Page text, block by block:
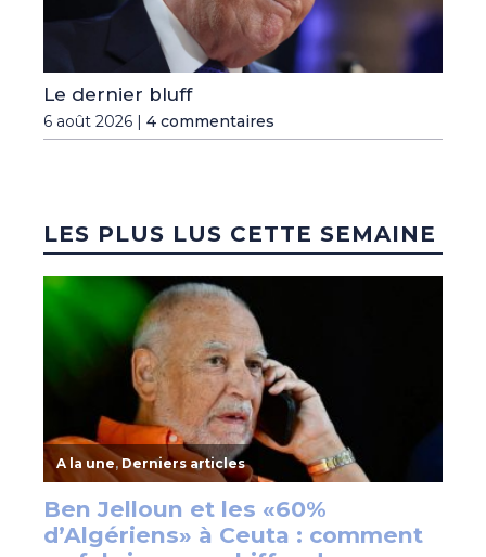
Le dernier bluff
6 août 2026 | 4 commentaires
LES PLUS LUS CETTE SEMAINE